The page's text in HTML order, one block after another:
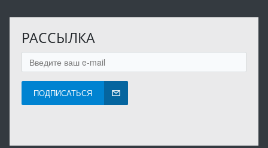
РАССЫЛКА
ПОДПИСАТЬСЯ